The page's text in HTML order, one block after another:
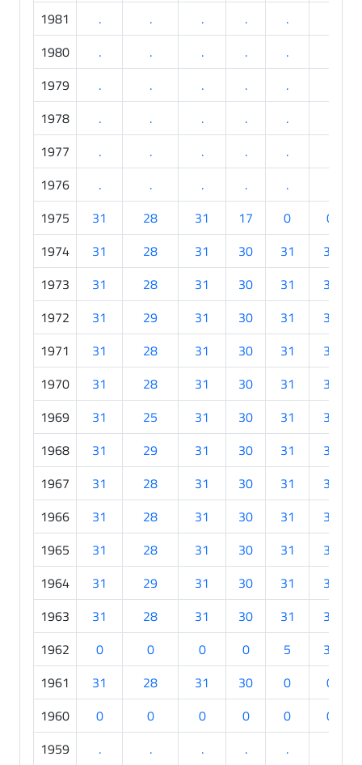
1981 . . . . .
1980
. . . . .
1979
. . . . .
1978
. . . . .
1977
. . . . .
1976
. . . . .
1975
31 28 31 17 0
0
1974
31 28 31 30 31
30
1973
31 28 31 30 31
30
1972
31 29 31 30 31
30
1971
31 28 31 30 31
30
1970
31 28 31 30 31
30
1969
31 25 31 30 31
30
1968
31 29 31 30 31
30
1967
31 28 31 30 31
30
1966
31 28 31 30 31
30
1965
31 28 31 30 31
30
1964
31 29 31 30 31
30
1963
31 28 31 30 31
30
1962
0 0 0 0 5
30
1961
31 28 31 30 0
0
1960
0 0 0 0 0
0
1959
. . . . .